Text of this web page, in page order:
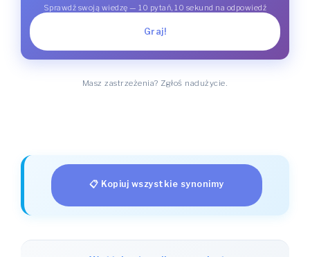
Sprawdź swoją wiedzę — 10 pytań, 10 sekund na odpowiedź
Graj!
Masz zastrzeżenia? Zgłoś nadużycie.
📋 Kopiuj wszystkie synonimy